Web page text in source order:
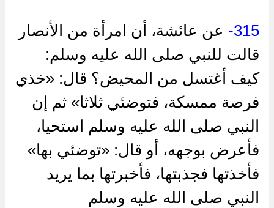
315-
عن عائشة، أن امرأة من الأنصار
قالت للنبي صلى الله عليه وسلم:
كيف أغتسل من المحيض؟ قال: «خذي
فرصة ممسكة، فتوضئي ثلاثا» ثم إن
النبي صلى الله عليه وسلم استحيا،
فأعرض بوجهه، أو قال: «توضئي بها»
فأخذتها فجذبتها، فأخبرتها بما يريد
النبي صلى الله عليه وسلم